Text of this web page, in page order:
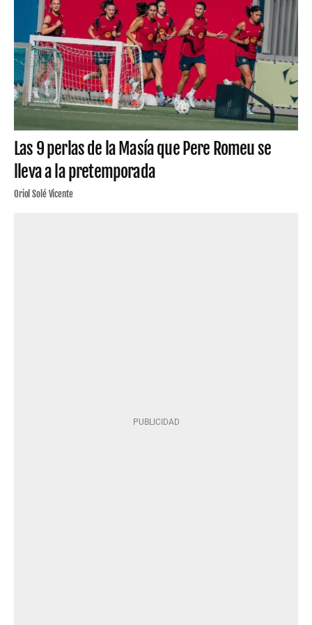
Las 9 perlas de la Masía que Pere Romeu se
lleva a la pretemporada
Oriol Solé Vicente